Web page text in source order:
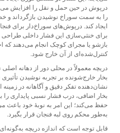
درپوش در حین حمل و نقل را افزایش
را به سمت سوراخ نوشیدن بازگرداند
ایجاد کند. درپوش‌های سوراخ‌دار برای
برای خنثی‌سازی این فشار داخلی طراحی
بازشو یا مجرای کوچک انجام می‌دهند که
کنترل‌شده‌ای از آن خارج شود.
دریچه معمولاً در محلی دور از دهانه اصلی
بخار خارج‌شونده بر تجربه نوشیدن
نشان‌دهنده تفکر دقیق و آگاهانه در
بخار اضافی، درب فشار نسبی پایداری
حفظ می‌کند؛ این امر به نوبهٔ خود
به‌طور محکم روی لبه فنجان قرار بگیرد.
قابل توجه است که اندازه دریچه